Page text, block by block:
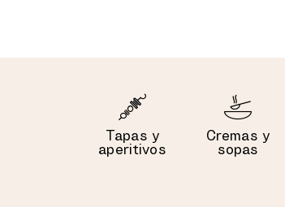
Tapas y
aperitivos
Cremas y
sopas